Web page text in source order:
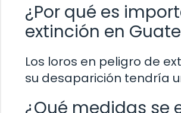
¿Por qué es
extinción en
Los loros en peligro de
su desaparición tendría
¿Qué medidas